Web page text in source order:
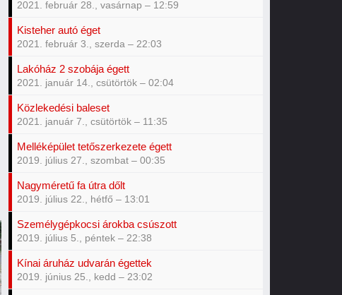
2021. február 28., vasárnap – 12:59
Kisteher autó éget
2021. február 3., szerda – 22:03
Lakóház 2 szobája égett
2021. január 14., csütörtök – 02:04
Közlekedési baleset
2021. január 7., csütörtök – 11:35
Melléképület tetőszerkezete égett
2019. július 27., szombat – 00:35
Nagyméretű fa útra dőlt
2019. július 22., hétfő – 13:01
Személygépkocsi árokba csúszott
2019. július 5., péntek – 22:38
Kínai áruház udvarán égettek
2019. június 25., kedd – 23:02